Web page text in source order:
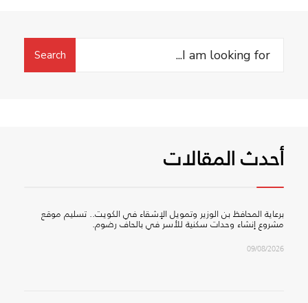
Search
Search
أحدث المقالات
برعاية المحافظ بن الوزير وتمويل الإشقاء في الكويت.. تسليم موقع
مشروع إنشاء وحدات سكنية للأسر في بالحاف رضوم.
09/08/2026